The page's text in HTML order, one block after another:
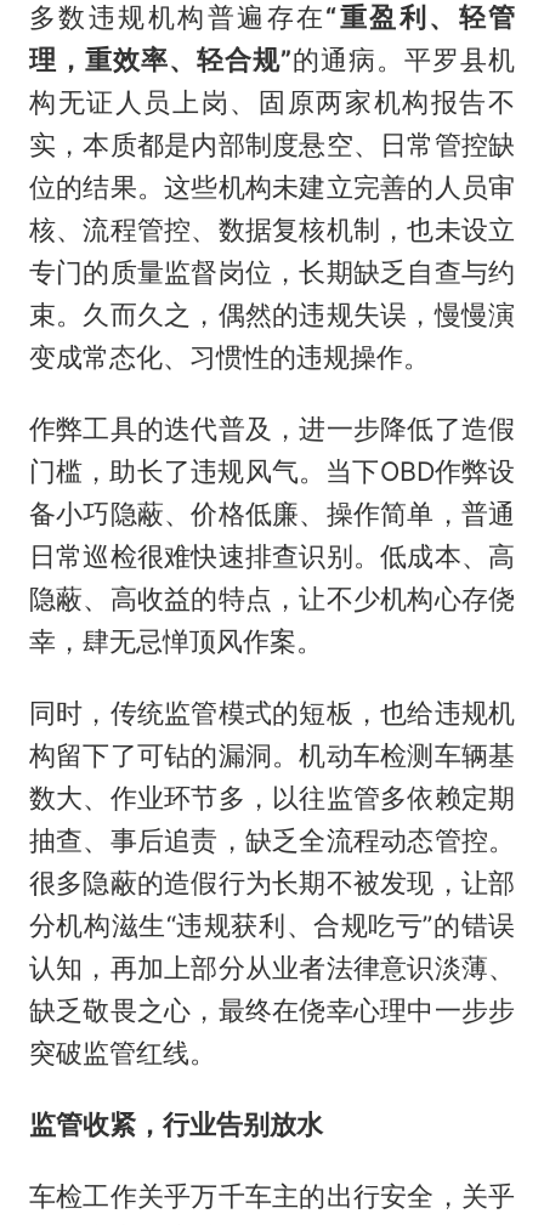
多数违规机构普遍存在“重盈利、轻管
理，重效率、轻合规”的通病。平罗县机
构无证人员上岗、固原两家机构报告不
实，本质都是内部制度悬空、日常管控缺
位的结果。这些机构未建立完善的人员审
核、流程管控、数据复核机制，也未设立
专门的质量监督岗位，长期缺乏自查与约
束。久而久之，偶然的违规失误，慢慢演
变成常态化、习惯性的违规操作。
作弊工具的迭代普及，进一步降低了造假
门槛，助长了违规风气。当下OBD作弊设
备小巧隐蔽、价格低廉、操作简单，普通
日常巡检很难快速排查识别。低成本、高
隐蔽、高收益的特点，让不少机构心存侥
幸，肆无忌惮顶风作案。
同时，传统监管模式的短板，也给违规机
构留下了可钻的漏洞。机动车检测车辆基
数大、作业环节多，以往监管多依赖定期
抽查、事后追责，缺乏全流程动态管控。
很多隐蔽的造假行为长期不被发现，让部
分机构滋生“违规获利、合规吃亏”的错误
认知，再加上部分从业者法律意识淡薄、
缺乏敬畏之心，最终在侥幸心理中一步步
突破监管红线。
监管收紧，行业告别放水
车检工作关乎万千车主的出行安全，关乎